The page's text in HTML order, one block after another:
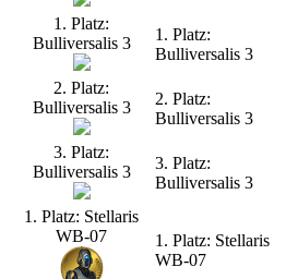
1. Platz:
Bulliversalis 3
1. Platz:
Bulliversalis 3
2. Platz:
Bulliversalis 3
2. Platz:
Bulliversalis 3
3. Platz:
Bulliversalis 3
3. Platz:
Bulliversalis 3
1. Platz: Stellaris
WB-07
1. Platz: Stellaris
WB-07